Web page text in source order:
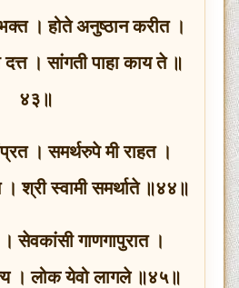
भक्त । होते अनुष्ठान करीत ।
दत्त । सांगती पाहा काय ते ॥
४३॥
। समर्थरुपे मी राहत ।
। श्री स्वामी समर्थाते ॥४४॥
सेवकांसी गाणगापुरात ।
। लोक येवो लागले ॥४५॥